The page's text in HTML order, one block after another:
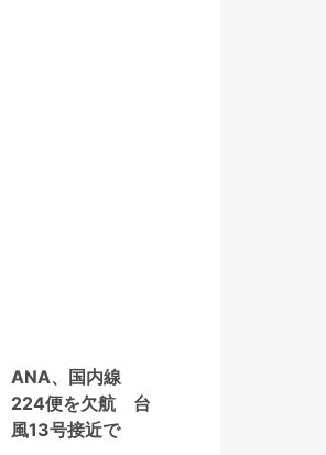
ANA、国内線
224便を欠航 台
風13号接近で